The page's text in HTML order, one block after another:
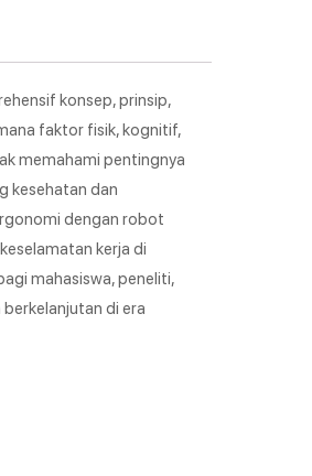
konsep, prinsip,
faktor fisik, kognitif,
memahami pentingnya
kesehatan dan
dengan robot
kerja di
mahasiswa, peneliti,
di era